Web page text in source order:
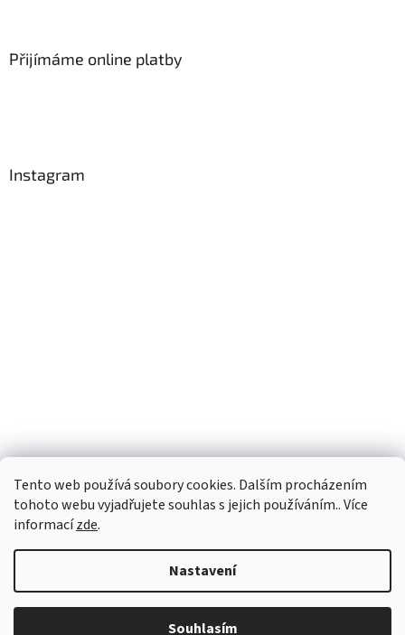
Tento web používá soubory cookies. Dalším procházením
tohoto webu vyjadřujete souhlas s jejich používáním.. Více
informacízde.
Nastavení
Souhlasím
Přijímáme online platby
Instagram
Sledovat na Instagramu
Copyright 2026Personality e-shop. Všechna práva vyhrazena.
Upravit nastavení cookies